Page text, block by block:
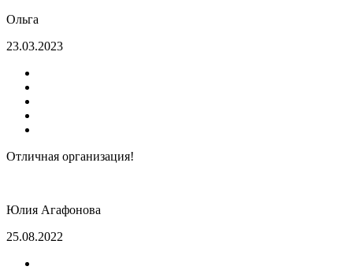
Ольга
23.03.2023
Отличная организация!
Юлия Агафонова
25.08.2022